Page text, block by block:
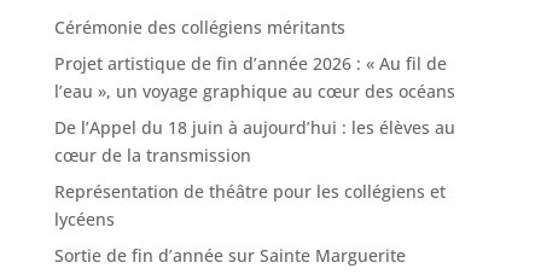
Cérémonie des collégiens méritants
Projet artistique de fin d’année 2026 : « Au fil de
l’eau », un voyage graphique au cœur des océans
De l’Appel du 18 juin à aujourd’hui : les élèves au
cœur de la transmission
Représentation de théâtre pour les collégiens et
lycéens
Sortie de fin d’année sur Sainte Marguerite